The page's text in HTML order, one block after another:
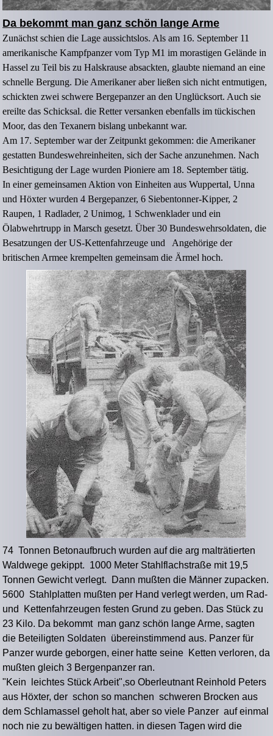
Da bekommt man ganz schön lange Arme
Zunächst schien die Lage aussichtslos. Als am 16. September 11
amerikanische Kampfpanzer vom Typ M1 im morastigen Gelände in
Hassel zu Teil bis zu Halskrause absackten, glaubte niemand an eine
schnelle Bergung. Die Amerikaner aber ließen sich nicht entmutigen,
schickten zwei schwere Bergepanzer an den Unglücksort. Auch sie
ereilte das Schicksal. die Retter versanken ebenfalls im tückischen
Moor, das den Texanern bislang unbekannt war.
Am 17. September war der Zeitpunkt gekommen: die Amerikaner
gestatten Bundeswehreinheiten, sich der Sache anzunehmen. Nach
Besichtigung der Lage wurden Pioniere am 18. September tätig.
In einer gemeinsamen Aktion von Einheiten aus Wuppertal, Unna
und Höxter wurden 4 Bergepanzer, 6 Siebentonner-Kipper, 2
Raupen, 1 Radlader, 2 Unimog, 1 Schwenklader und ein
Ölabwehrtrupp in Marsch gesetzt. Über 30 Bundeswehrsoldaten, die
Besatzungen der US-Kettenfahrzeuge und Angehörige der
britischen Armee krempelten gemeinsam die Ärmel hoch.
74 Tonnen Betonaufbruch wurden auf die arg malträtierten
Waldwege gekippt. 1000 Meter Stahlflachstraße mit 19,5
Tonnen Gewicht verlegt. Dann mußten die Männer zupacken.
5600 Stahlplatten mußten per Hand verlegt werden, um Rad-
und Kettenfahrzeugen festen Grund zu geben. Das Stück zu
23 Kilo. Da bekommt man ganz schön lange Arme, sagten
die Beteiligten Soldaten übereinstimmend aus. Panzer für
Panzer wurde geborgen, einer hatte seine Ketten verloren, da
mußten gleich 3 Bergenpanzer ran.
"Kein leichtes Stück Arbeit",so Oberleutnant Reinhold Peters
aus Höxter, der schon so manchen schweren Brocken aus
dem Schlamassel geholt hat, aber so viele Panzer auf einmal
noch nie zu bewältigen hatten. in diesen Tagen wird die